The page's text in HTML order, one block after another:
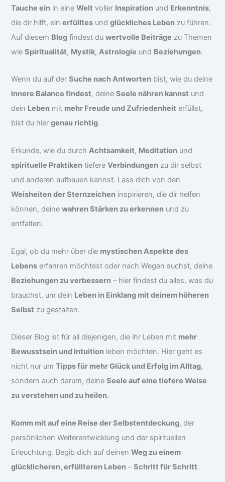
Tauche ein in eineWelt voller Inspiration und Erkenntnis,
die dir hilft, einerfülltes undglückliches Leben zu führen.
Auf diesem Blog findest duwertvolle Beiträge zu Themen
wieSpiritualität, Mystik,Astrologie und Beziehungen.
Wenn du auf derSuche nach Antworten bist, wie du deine
innere Balance findest, deineSeele nähren kannst und
dein Leben mit mehr Freude und Zufriedenheit erfüllst,
bist du hiergenau richtig.
Erkunde, wie du durchAchtsamkeit, Meditation und
spirituelle Praktiken tiefereVerbindungen zu dir selbst
und anderen aufbauen kannst. Lass dich von den
Weisheiten der Sternzeichen inspirieren, die dir helfen
können, deinewahren Stärken zu erkennen und zu
entfalten.
Egal, ob du mehr über die mystischen Aspekte des
Lebens erfahren möchtest oder nach Wegen suchst, deine
Beziehungen zu verbessern – hier findest du alles, was du
brauchst, um dein Leben in Einklang mit deinem höheren
Selbst zu gestalten.
Dieser Blog ist für all diejenigen, die ihr Leben mit mehr
Bewusstsein und Intuition leben möchten. Hier geht es
nicht nur umTipps für mehr Glück und Erfolg im Alltag,
sondern auch darum, deineSeele auf eine tiefere Weise
zu verstehen und zu heilen.
Komm mit auf eine Reise der Selbstentdeckung, der
persönlichen Weiterentwicklung und der spirituellen
Erleuchtung. Begib dich auf deinenWeg zu einem
glücklicheren, erfüllteren Leben –Schritt für Schritt.